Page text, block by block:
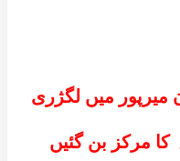
میرپور میں لگژری
کا مرکز بن گئیں